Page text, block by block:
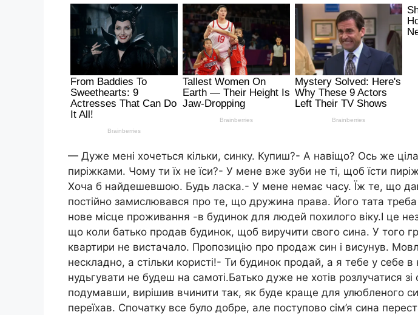
— Дуже мені хочеться кільки, синку. Купиш?- А навіщо? Ось же ціла
пиріжками. Чому ти їх не їси?- У мене вже зуби не ті, щоб їсти
Хоча б найдешевшою. Будь ласка.- У мене немає часу. Їж те, що
постійно замислювався про те, що дружина права. Його тата треба
нове місце проживання -в будинок для людей похилого віку.І це
що коли батько продав будинок, щоб виручити свого сина. У того
квартири не вистачало. Пропозицію про продаж син і висунув.
нескладно, а стільки користі!- Ти будинок продай, а я тебе у себе в
нудьгувати не будеш на самоті.Батько дуже не хотів розлучатися
подумавши, вирішив вчинити так, як буде краще для улюбленого
переїхав. Спочатку все було добре, але поступово сім’я сина